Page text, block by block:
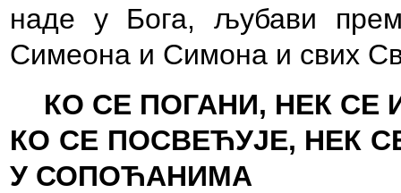
наде у Бога, љубави
Симеона и Симона и свих
КО СЕ ПОГАНИ, НЕК СЕ
КО СЕ ПОСВЕЋУЈЕ, НЕК
У СОПОЋАНИМА